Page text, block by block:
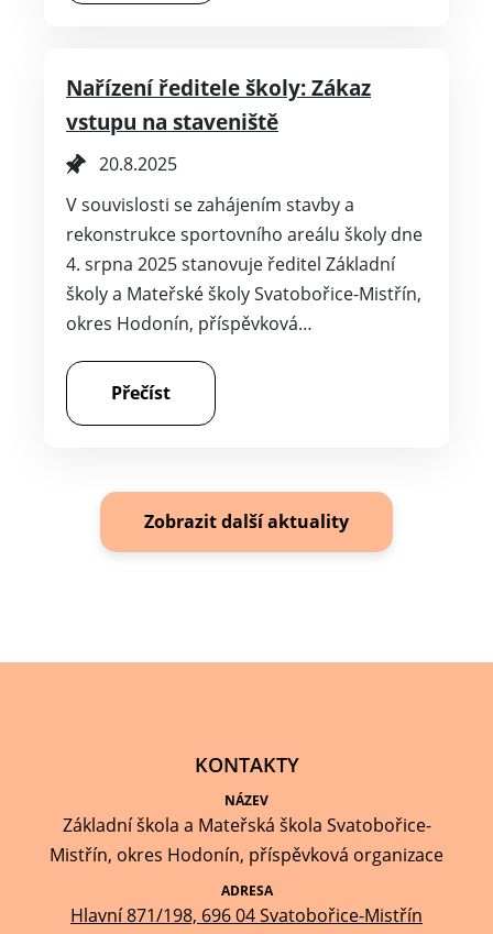
Nařízení ředitele školy: Zákaz
vstupu na staveniště
20.8.2025
V souvislosti se zahájením stavby a
rekonstrukce sportovního areálu školy dne
4. srpna 2025 stanovuje ředitel Základní
školy a Mateřské školy Svatobořice-Mistřín,
okres Hodonín, příspěvková…
Přečíst
Zobrazit další aktuality
KONTAKTY
NÁZEV
Základní škola a Mateřská škola Svatobořice-
Mistřín, okres Hodonín, příspěvková organizace
ADRESA
Hlavní 871/198, 696 04 Svatobořice-Mistřín